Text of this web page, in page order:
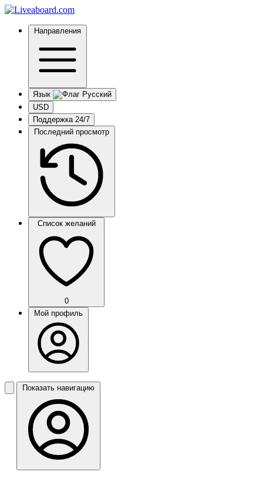
Направления
Язык
USD
Поддержка 24/7
Последний просмотр
Список желаний
0
Мой профиль
Показать навигацию